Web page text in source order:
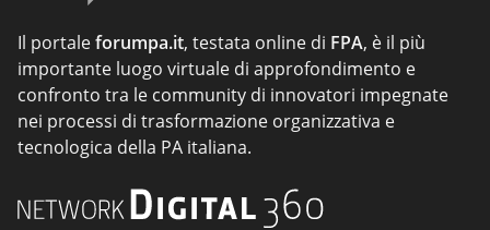
Il portaleforumpa.it, testata online di FPA, è il più
importante luogo virtuale di approfondimento e
confronto tra le community di innovatori impegnate
nei processi di trasformazione organizzativa e
tecnologica della PA italiana.